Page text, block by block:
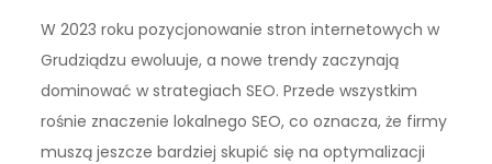
W 2023 roku pozycjonowanie stron internetowych w
Grudziądzu ewoluuje, a nowe trendy zaczynają
dominować w strategiach SEO. Przede wszystkim
rośnie znaczenie lokalnego SEO, co oznacza, że firmy
muszą jeszcze bardziej skupić się na optymalizacji